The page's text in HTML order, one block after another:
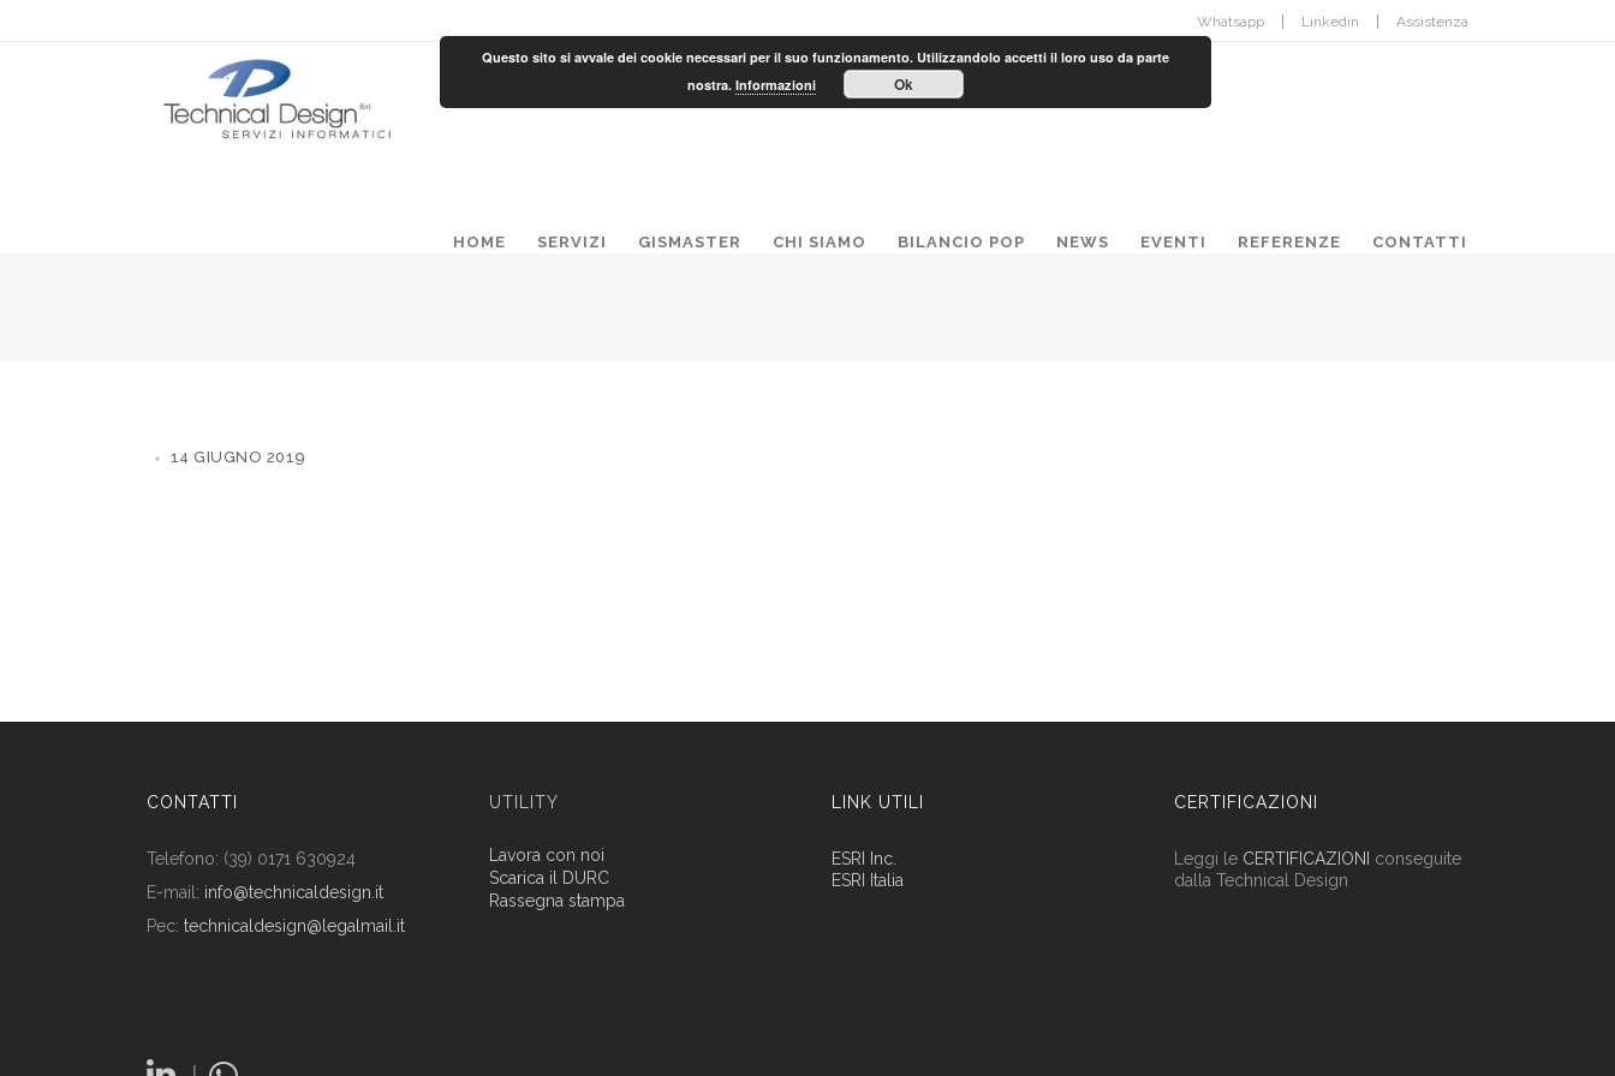
Whatsapp Linkedin Assistenza
HOME SERVIZI GISMASTER CHI SIAMO BILANCIO POP NEWS EVENTI REFERENZE CONTATTI
14 GIUGNO 2019
CONTATTI
Telefono: (39) 0171 630924
E-mail: info@technicaldesign.it
Pec: technicaldesign@legalmail.it
UTILITY
Lavora con noi
Scarica il DURC
Rassegna stampa
LINK UTILI
ESRI Inc.
ESRI Italia
CERTIFICAZIONI
Leggi le CERTIFICAZIONI
conseguite
dalla Technical Design
Questo sito si avvale dei cookie necessari per il suo funzionamento. Utilizzandolo accetti il loro uso da parte
nostra. Informazioni Ok